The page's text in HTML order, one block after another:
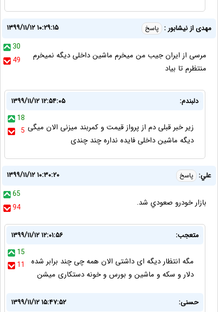
مهدی از نیشابور : پاسخ
۱۳۹۹/۱۱/۱۲ ۱۰:۲۹:۱۵
30
49
مرسی از ایران جیب من میخرم ماشین داخلی دیگه نمیخرم
منتظرم تا بیاد
دلبندم:
۱۳۹۹/۱۱/۱۲ ۱۲:۵۴:۰۵
18
5 زیر خبر قبلی دم از پرواز قیمت و کمربند میزنی الان میگی
دیگه ماشین داخلی فایده نداره چند چندی
علي: پاسخ
۱۳۹۹/۱۱/۱۲ ۱۰:۳۰:۲۰
65
94
بازار خودرو صعودي شد.
متعجب:
۱۳۹۹/۱۱/۱۲ ۱۲:۰۱:۵۶
15
11
مگه انتظار دیگه ای داشتی الان همه چی چند برابر شده
دلار و سکه و ماشین و بورس و خونه دستکاری میشن
حسنی:
۱۳۹۹/۱۱/۱۲ ۱۵:۴۷:۵۲